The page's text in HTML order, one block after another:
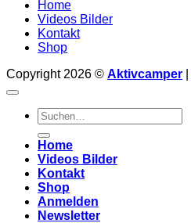
Home
Videos Bilder
Kontakt
Shop
Copyright 2026 © Aktivcamper
Suchen
nach:
Home
Videos Bilder
Kontakt
Shop
Anmelden
Newsletter